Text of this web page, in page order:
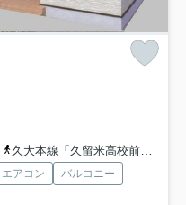
久大本線「久留米高校前」駅 徒歩17分
エアコン
バルコニー